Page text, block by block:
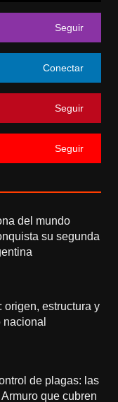
Seguir
Conectar
Seguir
Seguir
del mundo
su segunda
origen, estructura y
de plagas: las
que cubren